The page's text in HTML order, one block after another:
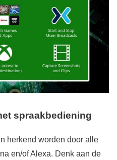
spraakbediening
herkend worden door alle
en/of Alexa. Denk aan de